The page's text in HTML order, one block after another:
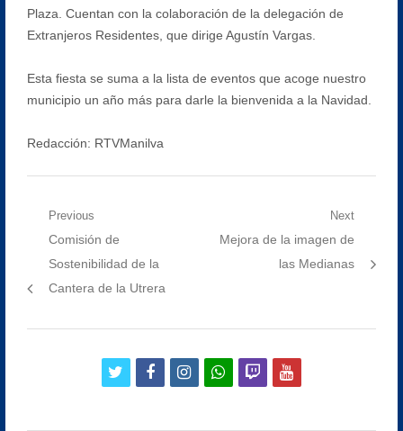
Plaza. Cuentan con la colaboración de la delegación de
Extranjeros Residentes, que dirige Agustín Vargas.
Esta fiesta se suma a la lista de eventos que acoge nuestro
municipio un año más para darle la bienvenida a la Navidad.
Redacción: RTVManilva
Navegación
entradas
Previous
Previous
post:
Comisión de
Sostenibilidad de la
Cantera de la Utrera
Next
Next
Mejora de la imagen de
las Medianas
twitterfacebookinstagramwhatsapp
twitchyoutube